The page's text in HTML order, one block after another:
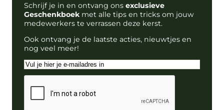
Schrijf je in en ontvang ons exclusieve
Geschenkboek met alle tips en tricks om jouw
medewerkers te verrassen deze kerst.
Ook ontvang je de laatste acties, nieuwtjes en
nog veel meer!
E-
mailadres